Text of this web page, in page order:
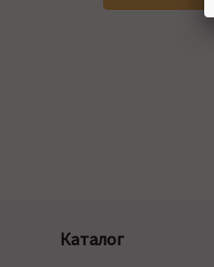
Каталог